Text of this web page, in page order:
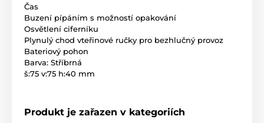
Čas
Buzení pípáním s možností opakování
Osvětlení ciferníku
Plynulý chod vteřinové ručky pro bezhlučný provoz
Bateriový pohon
Barva: Stříbrná
š:75 v:75 h:40 mm
Produkt je zařazen v kategoriích